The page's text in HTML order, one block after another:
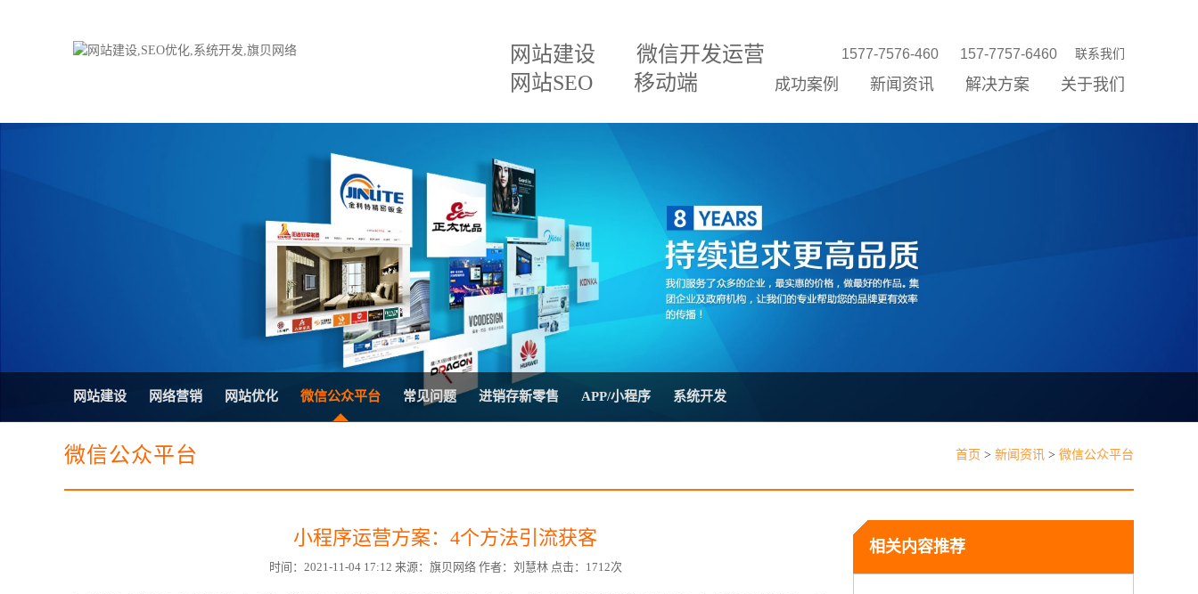
网站建设
微信开发运营
网站SEO
移动端
1577-7576-460 157-7757-6460 联系我们
成功案例 新闻资讯 解决方案 关于我们
微信平台建设
电子商务商城建设
H5响应式网站建设方案
防伪防窜货系统
外贸多语言网站建设方案
三级分销系统
网站推广优化方案
在线进销存管理
品牌加盟营销管理系统
营销型网站建设方案
微信小程序
百度排名专家
微信分销
三级分销直销系统
网站SEO优化
移动APP开发
网站托管代运营
关于我们
企业文化
招贤纳士
联系我们
公司公告
网站优化
网络营销
微信公众平台
进销存新零售
网站建设 网络营销 网站优化 微信公众平台 常见问题 进销存新零售 APP/小程序 系统开发
微信公众平台 首页 > 新闻资讯 > 微信公众平台
小程序运营方案：4个方法引流获客
时间：2021-11-04 17:12 来源：旗贝网络 作者：刘慧林 点击：1712次
相关内容推荐